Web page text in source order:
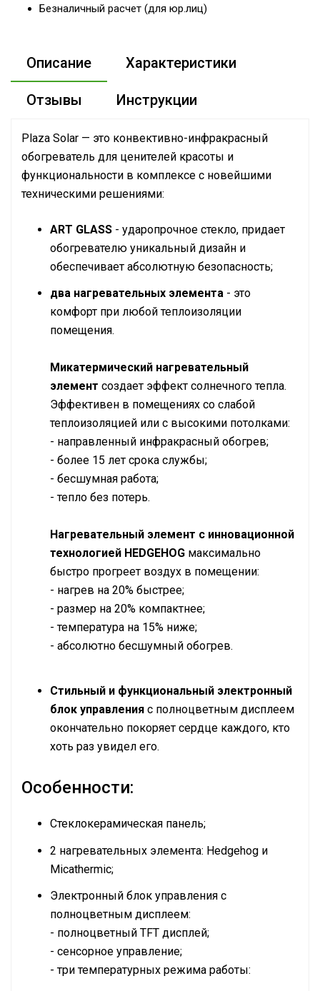
Безналичный расчет (для юр.лиц)
Описание Характеристики
Отзывы Инструкции
Plaza Solar — это конвективно-инфракрасный
обогреватель для ценителей красоты и
функциональности в комплексе с новейшими
техническими решениями:
ART GLASS - ударопрочное стекло, придает
обогревателю уникальный дизайн и
обеспечивает абсолютную безопасность;
два нагревательных элемента - это
комфорт при любой теплоизоляции
помещения.
Микатермический нагревательный
элемент создает эффект солнечного тепла.
Эффективен в помещениях со слабой
теплоизоляцией или с высокими потолками:
- направленный инфракрасный обогрев;
- более 15 лет срока службы;
- бесшумная работа;
- тепло без потерь.
Нагревательный элемент с инновационной
технологией HEDGEHOG максимально
быстро прогреет воздух в помещении:
- нагрев на 20% быстрее;
- размер на 20% компактнее;
- температура на 15% ниже;
- абсолютно бесшумный обогрев.
Стильный и функциональный электронный
блок управления с полноцветным дисплеем
окончательно покоряет сердце каждого, кто
хоть раз увидел его.
Особенности:
Стеклокерамическая панель;
2 нагревательных элемента: Hedgehog и
Micathermic;
Электронный блок управления с
полноцветным дисплеем:
- полноцветный TFT дисплей;
- сенсорное управление;
- три температурных режима работы: